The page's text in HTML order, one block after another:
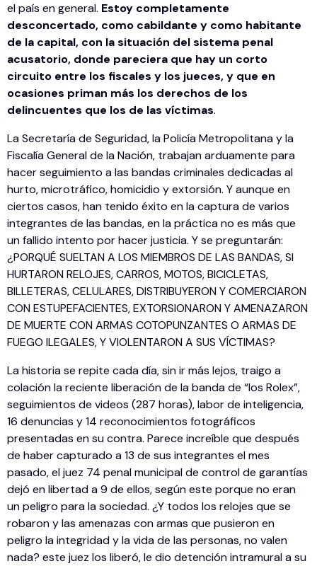
el país en general. Estoy completamente
desconcertado, como cabildante y como habitante
de la capital, con la situación del sistema penal
acusatorio, donde pareciera que hay un corto
circuito entre los fiscales y los jueces, y que en
ocasiones priman más los derechos de los
delincuentes que los de las víctimas.
La Secretaría de Seguridad, la Policía Metropolitana y la
Fiscalía General de la Nación, trabajan arduamente para
hacer seguimiento a las bandas criminales dedicadas al
hurto, microtráfico, homicidio y extorsión. Y aunque en
ciertos casos, han tenido éxito en la captura de varios
integrantes de las bandas, en la práctica no es más que
un fallido intento por hacer justicia. Y se preguntarán:
¿PORQUÉ SUELTAN A LOS MIEMBROS DE LAS BANDAS, SI
HURTARON RELOJES, CARROS, MOTOS, BICICLETAS,
BILLETERAS, CELULARES, DISTRIBUYERON Y COMERCIARON
CON ESTUPEFACIENTES, EXTORSIONARON Y AMENAZARON
DE MUERTE CON ARMAS COTOPUNZANTES O ARMAS DE
FUEGO ILEGALES, Y VIOLENTARON A SUS VÍCTIMAS?
La historia se repite cada día, sin ir más lejos, traigo a
colación la reciente liberación de la banda de “los Rolex”,
seguimientos de videos (287 horas), labor de inteligencia,
16 denuncias y 14 reconocimientos fotográficos
presentadas en su contra. Parece increíble que después
de haber capturado a 13 de sus integrantes el mes
pasado, el juez 74 penal municipal de control de garantías
dejó en libertad a 9 de ellos, según este porque no eran
un peligro para la sociedad. ¿Y todos los relojes que se
robaron y las amenazas con armas que pusieron en
peligro la integridad y la vida de las personas, no valen
nada? este juez los liberó, le dio detención intramural a su